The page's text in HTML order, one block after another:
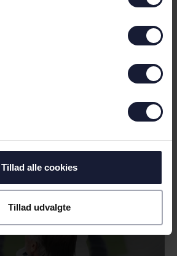
Tillad alle cookies
Tillad udvalgte
UDEKAMPEN MOD